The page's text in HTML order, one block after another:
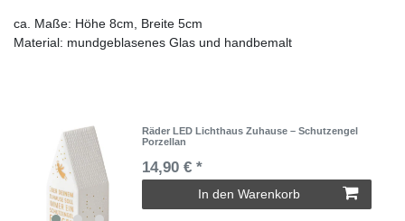
ca. Maße: Höhe 8cm, Breite 5cm
Material: mundgeblasenes Glas und handbemalt
Räder LED Lichthaus Zuhause – Schutzengel
Porzellan
14,90 € *
In den Warenkorb